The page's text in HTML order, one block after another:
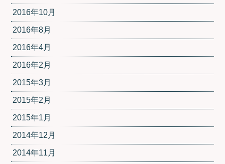
2016年10月
2016年8月
2016年4月
2016年2月
2015年3月
2015年2月
2015年1月
2014年12月
2014年11月